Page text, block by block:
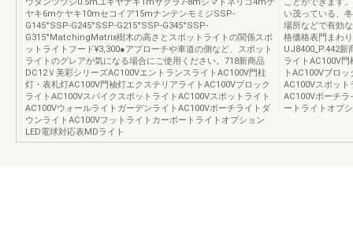
ヤキ6mケヤキ10mセコイア15mナンテンモミジSSP-
G145°SSP-G245°SSP-G215°SSP-G345°SSP-
G315°MatchingMatrix樹木の高さとスポットライトの関係スポ
ットライトフード¥3,300●アプローチや車道の側など、スポット
ライトのグレアが気になる場合にご使用ください。718新商品
DC12Ｖ美彩シリーズAC100VエントランスライトAC100V門柱
灯・表札灯AC100V門袖灯エクステリアライトAC100Vブロック
ライトAC100VスパイクスポットライトAC100Vスポットライト
AC100VウォールライトガーデンライトAC100Vポーチライトダ
ウンライトAC100Vフットライトカーポートライトオプション
LED電球対応表MDライト
い茂っている、
場所などで有効
格価格表門まわ
UJ8400_P.442新
ライトAC100V
トAC100Vブロ
AC100Vスポッ
AC100Vポーチ
ートライトオプ